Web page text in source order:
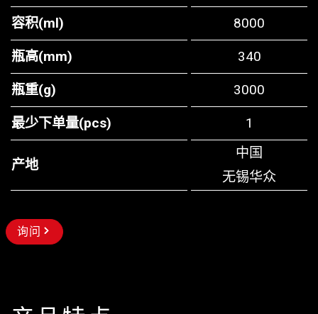
容积(ml) 8000
瓶高(mm) 340
瓶重(g) 3000
最少下单量(pcs) 1
产地
中国
无锡华众
询问